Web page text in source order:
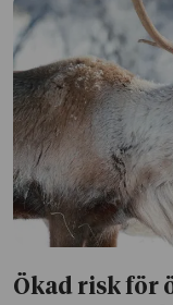
Ökad risk för